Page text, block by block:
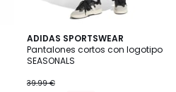
ADIDAS SPORTSWEAR
Pantalones cortos con logotipo
SEASONALS
39.99 €